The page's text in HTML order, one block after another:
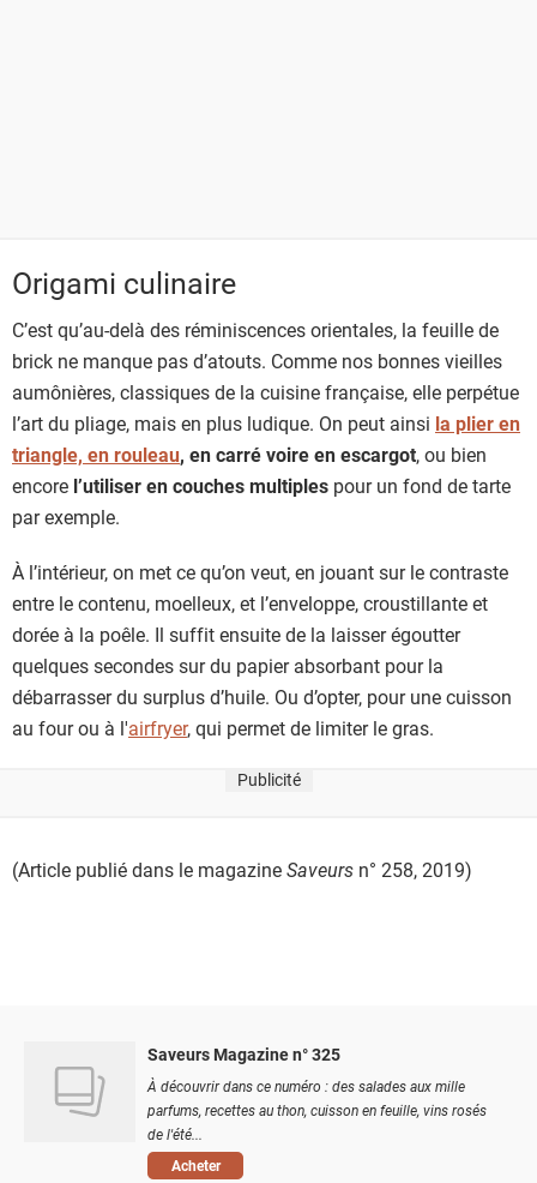
Origami culinaire
C’est qu’au-delà des réminiscences orientales, la feuille de
brick ne manque pas d’atouts. Comme nos bonnes vieilles
aumônières, classiques de la cuisine française, elle perpétue
l’art du pliage, mais en plus ludique. On peut ainsi la plier en
triangle, en rouleau, en carré voire en escargot, ou bien
encore l’utiliser en couches multiples pour un fond de tarte
par exemple.
À l’intérieur, on met ce qu’on veut, en jouant sur le contraste
entre le contenu, moelleux, et l’enveloppe, croustillante et
dorée à la poêle. Il suffit ensuite de la laisser égoutter
quelques secondes sur du papier absorbant pour la
débarrasser du surplus d’huile. Ou d’opter, pour une cuisson
au four ou à l'airfryer, qui permet de limiter le gras.
Publicité
(Article publié dans le magazineSaveurs n° 258, 2019)
Saveurs Magazine n° 325
À découvrir dans ce numéro : des salades aux mille
parfums, recettes au thon, cuisson en feuille, vins rosés
de l'été...
Acheter